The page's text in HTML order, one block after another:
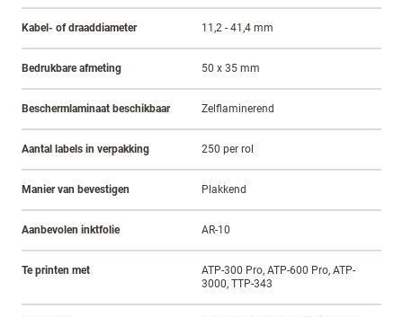
Kabel- of draaddiameter 11,2 - 41,4 mm
Bedrukbare afmeting 50 x 35 mm
Beschermlaminaat beschikbaar Zelflaminerend
Aantal labels in verpakking 250 per rol
Manier van bevestigen Plakkend
Aanbevolen inktfolie AR-10
Te printen met
ATP-300 Pro, ATP-600 Pro, ATP-
3000, TTP-343